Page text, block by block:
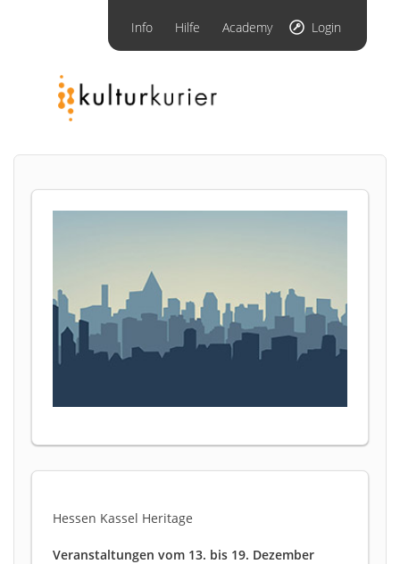
Info Hilfe Academy Login
Hessen Kassel Heritage
Veranstaltungen vom 13. bis 19. Dezember